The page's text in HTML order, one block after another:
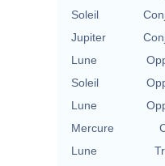
Soleil
Jupiter
Lune
Soleil
Lune
Mercure
Lune